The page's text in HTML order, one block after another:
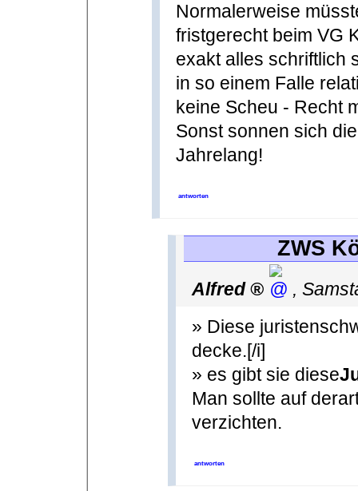
Normalerweise
fristgerecht beim VG
exakt alles schriftlich
in so einem Falle
keine Scheu - Recht
Sonst sonnen sich
Jahrelang!
antworten
ZWS
Alfred ,
» Diese
decke.[/i]
» es gibt sie diese
Man sollte auf
verzichten.
antworten